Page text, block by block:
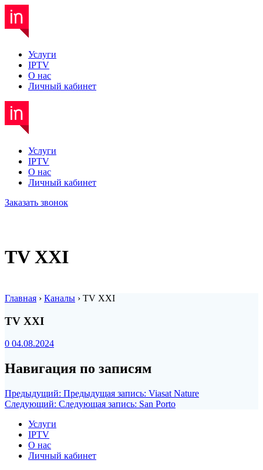
Услуги
IPTV
О нас
Личный кабинет
Услуги
IPTV
О нас
Личный кабинет
Заказать звонок
TV XXI
Главная › Каналы › TV XXI
TV XXI
0 04.08.2024
Навигация по записям
Предыдущий: Предыдущая запись: Viasat Nature
Следующий: Следующая запись: San Porto
Услуги
IPTV
О нас
Личный кабинет